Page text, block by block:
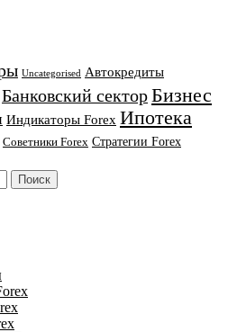
Uncategorised Автокредиты
Банковский секторБизнес
Индикаторы Forex Ипотека
Советники Forex Стратегии Forex